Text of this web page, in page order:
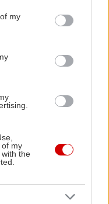
You may click to
third-party tags to
in below Google
my
of my
the